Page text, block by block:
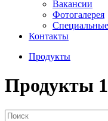
Вакансии
Фотогалерея
Контакты
Продукты
Продукты